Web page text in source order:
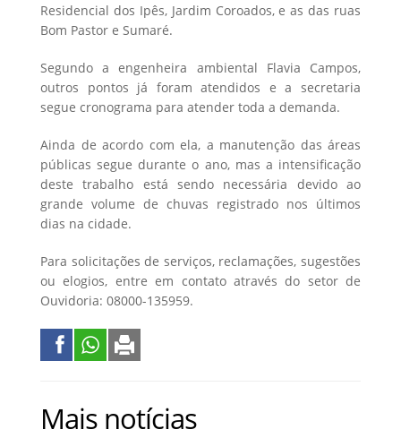
Residencial dos Ipês, Jardim Coroados, e as das ruas
Bom Pastor e Sumaré.
Segundo a engenheira ambiental Flavia Campos,
outros pontos já foram atendidos e a secretaria
segue cronograma para atender toda a demanda.
Ainda de acordo com ela, a manutenção das áreas
públicas segue durante o ano, mas a intensificação
deste trabalho está sendo necessária devido ao
grande volume de chuvas registrado nos últimos
dias na cidade.
Para solicitações de serviços, reclamações, sugestões
ou elogios, entre em contato através do setor de
Ouvidoria: 08000-135959.
Mais notícias